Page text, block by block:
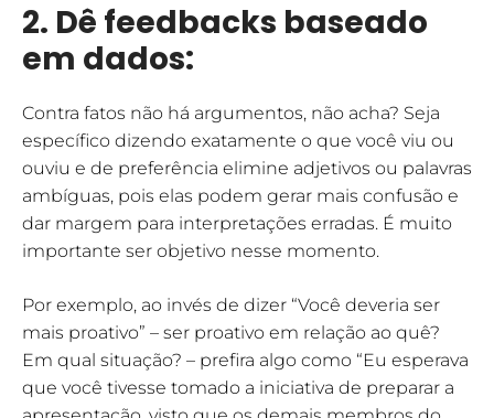
2. Dê feedbacks baseado
em dados:
Contra fatos não há argumentos, não acha? Seja
específico dizendo exatamente o que você viu ou
ouviu e de preferência elimine adjetivos ou palavras
ambíguas, pois elas podem gerar mais confusão e
dar margem para interpretações erradas. É muito
importante ser objetivo nesse momento.
Por exemplo, ao invés de dizer “Você deveria ser
mais proativo” – ser proativo em relação ao quê?
Em qual situação? – prefira algo como “Eu esperava
que você tivesse tomado a iniciativa de preparar a